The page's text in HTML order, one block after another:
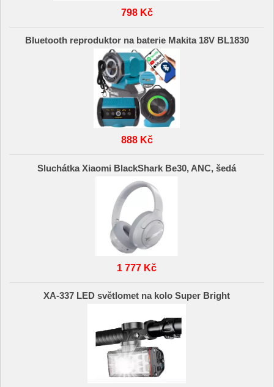
798 Kč
Bluetooth reproduktor na baterie Makita 18V BL1830
888 Kč
Sluchátka Xiaomi BlackShark Be30, ANC, šedá
1 777 Kč
XA-337 LED světlomet na kolo Super Bright